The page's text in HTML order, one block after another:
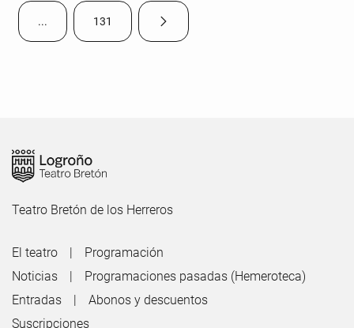
...Páginas intermedias Use TAB para desplazarse.
Página
131 Página siguiente
Teatro Bretón de los Herreros
El teatro
Programación
Noticias
Programaciones pasadas (Hemeroteca)
Entradas
Abonos y descuentos
Suscripciones